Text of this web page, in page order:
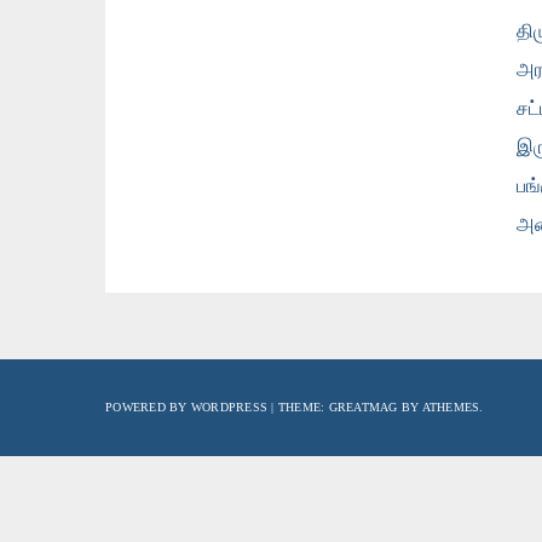
POWERED BY WORDPRESS | THEME: GREATMAG BY ATHEMES.